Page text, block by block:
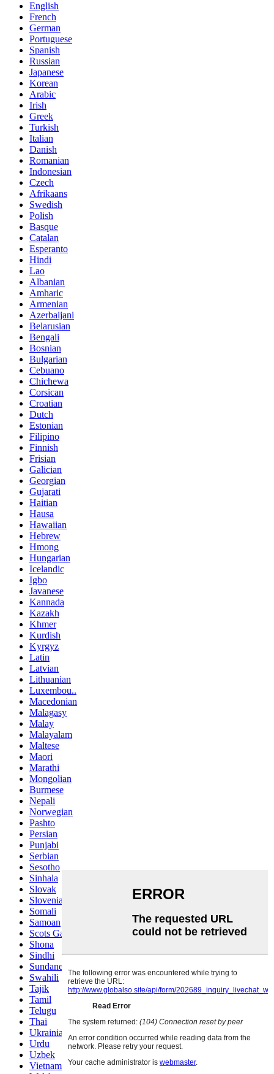
English
French
German
Portuguese
Spanish
Russian
Japanese
Korean
Arabic
Irish
Greek
Turkish
Italian
Danish
Romanian
Indonesian
Czech
Afrikaans
Swedish
Polish
Basque
Catalan
Esperanto
Hindi
Lao
Albanian
Amharic
Armenian
Azerbaijani
Belarusian
Bengali
Bosnian
Bulgarian
Cebuano
Chichewa
Corsican
Croatian
Dutch
Estonian
Filipino
Finnish
Frisian
Galician
Georgian
Gujarati
Haitian
Hausa
Hawaiian
Hebrew
Hmong
Hungarian
Icelandic
Igbo
Javanese
Kannada
Kazakh
Khmer
Kurdish
Kyrgyz
Latin
Latvian
Lithuanian
Luxembou..
Macedonian
Malagasy
Malay
Malayalam
Maltese
Maori
Marathi
Mongolian
Burmese
Nepali
Norwegian
Pashto
Persian
Punjabi
Serbian
Sesotho
Sinhala
Slovak
Slovenian
Somali
Samoan
Scots Gaelic
Shona
Sindhi
Sundanese
Swahili
Tajik
Tamil
Telugu
Thai
Ukrainian
Urdu
Uzbek
Vietnamese